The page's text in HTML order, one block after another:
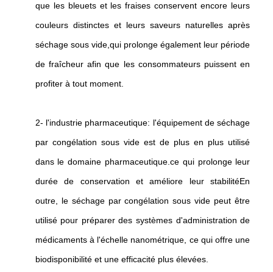
que les bleuets et les fraises conservent encore leurs
couleurs distinctes et leurs saveurs naturelles après
séchage sous vide,qui prolonge également leur période
de fraîcheur afin que les consommateurs puissent en
profiter à tout moment.
2- l'industrie pharmaceutique: l'équipement de séchage
par congélation sous vide est de plus en plus utilisé
dans le domaine pharmaceutique.ce qui prolonge leur
durée de conservation et améliore leur stabilitéEn
outre, le séchage par congélation sous vide peut être
utilisé pour préparer des systèmes d'administration de
médicaments à l'échelle nanométrique, ce qui offre une
biodisponibilité et une efficacité plus élevées.